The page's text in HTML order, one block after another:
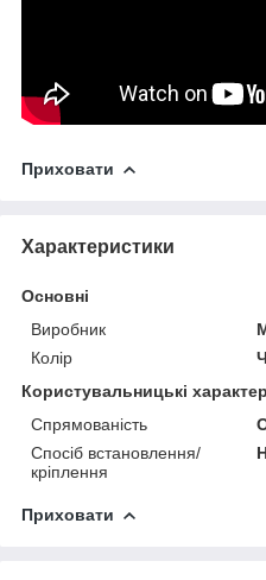
Приховати
Характеристики
Основні
Виробник
Колір
Користувальницькі
Спрямованість
Спосіб встановлення/
кріплення
Приховати